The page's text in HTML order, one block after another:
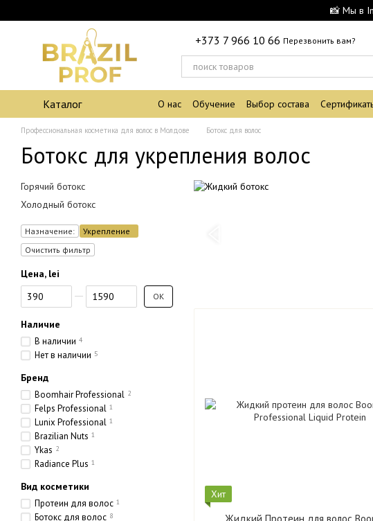
📸 Мы в
+373 7 966 10 66 Перезвонить вам?
Каталог О нас Обучение Выбор состава
Профессиональная косметика для волос в Молдове Ботокс для волос
Ботокс для укрепления волос
Хит
Горячий ботокс
Холодный ботокс
Назначение:
Укрепление
Очистить фильтр
Цена, lei
От Цена, lei
До Цена, lei OK
Наличие
В наличии 4
Нет в наличии 5
Бренд
Boomhair Professional 2
Felps Professional 1
Lunix Professional 1
Brazilian Nuts 1
Ykas 2
Radiance Plus 1
Вид косметики
Протеин для волос 1
Ботокс для волос 8